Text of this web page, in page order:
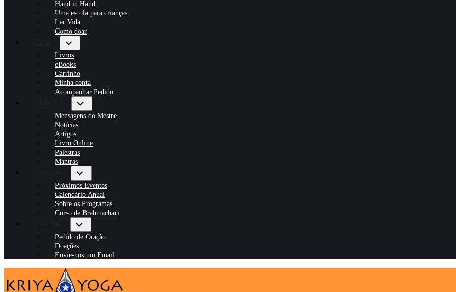
Hand in Hand
Uma escola para crianças
Lar Vida
Como doar
Livros
eBooks
Carrinho
Minha conta
Acompanhar Pedido
Mensagens do Mestre
Notícias
Artigos
Livro Online
Palestras
Mantras
Próximos Eventos
Calendário Anual
Sobre os Programas
Curso de Brahmachari
Pedido de Oração
Doações
Envie-nos um Email